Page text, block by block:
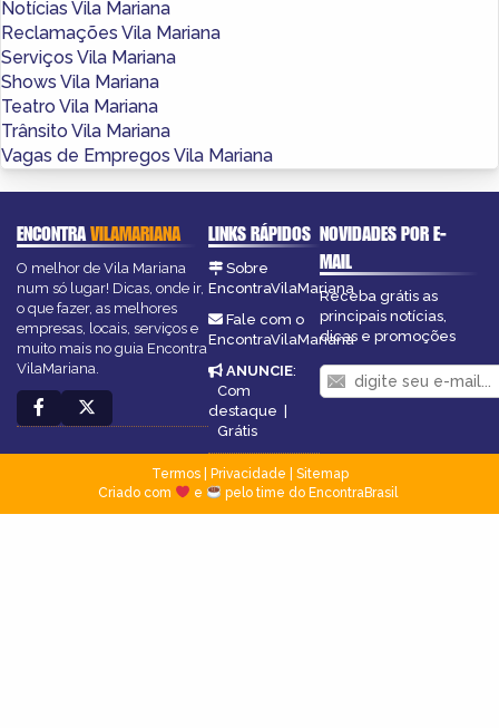
Notícias Vila Mariana
Reclamações Vila Mariana
Serviços Vila Mariana
Shows Vila Mariana
Teatro Vila Mariana
Trânsito Vila Mariana
Vagas de Empregos Vila Mariana
ENCONTRAVILAMARIANA
O melhor de Vila Mariana
num só lugar! Dicas, onde ir,
o que fazer, as melhores
empresas, locais, serviços e
muito mais no guia Encontra
VilaMariana.
LINKS RÁPIDOS
Sobre
EncontraVilaMariana
Fale com o
EncontraVilaMariana
ANUNCIE:
Com
destaque
Grátis
NOVIDADES POR E-
MAIL
Receba grátis as
principais notícias,
dicas e promoções
Termos| Privacidade
Sitemap
Criado com
e pelo time do EncontraBrasil